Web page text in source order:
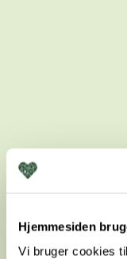
Hjemmesiden
Vi bruger cookies